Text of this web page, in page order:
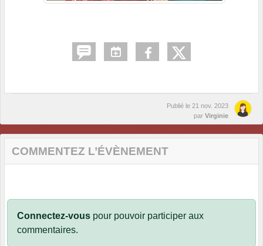
Publié le 21 nov. 2023
par Virginie
COMMENTEZ L’ÉVÈNEMENT
Connectez-vous pour pouvoir participer aux
commentaires.